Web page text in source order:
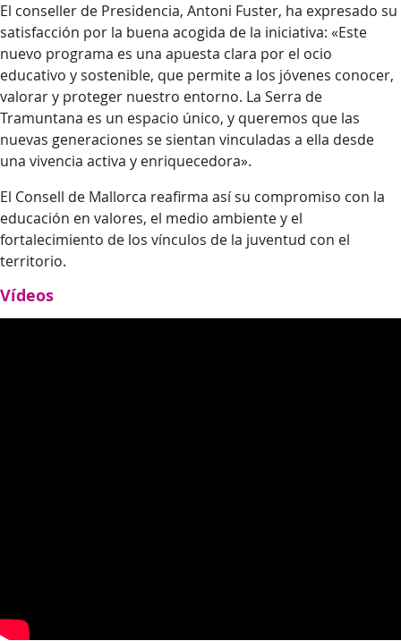
El conseller de Presidencia, Antoni Fuster, ha expresado su
satisfacción por la buena acogida de la iniciativa: «Este
nuevo programa es una apuesta clara por el ocio
educativo y sostenible, que permite a los jóvenes conocer,
valorar y proteger nuestro entorno. La Serra de
Tramuntana es un espacio único, y queremos que las
nuevas generaciones se sientan vinculadas a ella desde
una vivencia activa y enriquecedora».
El Consell de Mallorca reafirma así su compromiso con la
educación en valores, el medio ambiente y el
fortalecimiento de los vínculos de la juventud con el
territorio.
Vídeos